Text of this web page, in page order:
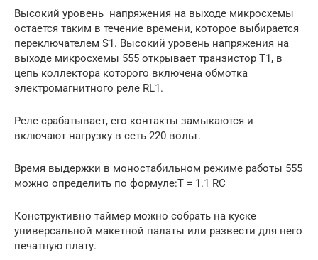
Высокий уровень напряжения на выходе микросхемы
остается таким в течение времени, которое выбирается
переключателем S1. Высокий уровень напряжения на
выходе микросхемы 555 открывает транзистор Т1, в
цепь коллектора которого включена обмотка
электромагнитного реле RL1.
Реле срабатывает, его контакты замыкаются и
включают нагрузку в сеть 220 вольт.
Время выдержки в моностабильном режиме работы 555
можно определить по формуле:T = 1.1 RC
Конструктивно таймер можно собрать на куске
универсальной макетной палаты или развести для него
печатную плату.